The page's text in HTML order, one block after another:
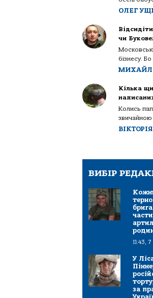
ОЛЕГ
чи
бізнесу.
Кілька
Колись
ВИБІР
11:43,
У
за